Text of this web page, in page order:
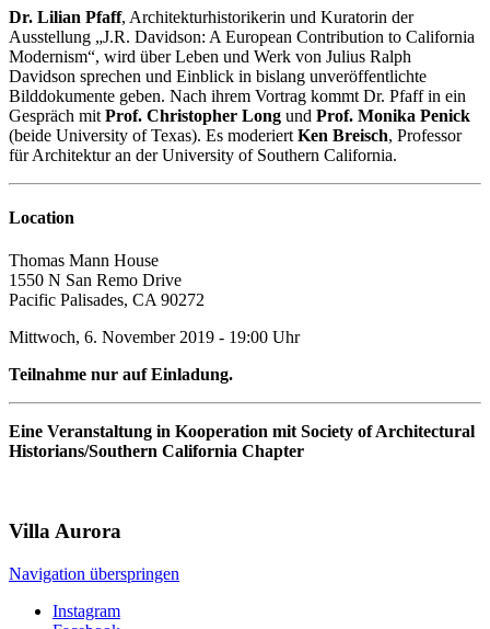
Dr. Lilian Pfaff, Architekturhistorikerin und Kuratorin der
Ausstellung „J.R. Davidson: A European Contribution to California
Modernism“, wird über Leben und Werk von Julius Ralph
Davidson sprechen und Einblick in bislang unveröffentlichte
Bilddokumente geben. Nach ihrem Vortrag kommt Dr. Pfaff in ein
Gespräch mit Prof. Christopher Long und Prof. Monika Penick
(beide University of Texas). Es moderiert Ken Breisch, Professor
für Architektur an der University of Southern California.
Location
Thomas Mann House
1550 N San Remo Drive
Pacific Palisades, CA 90272
Mittwoch, 6. November 2019 - 19:00 Uhr
Teilnahme nur auf Einladung.
Eine Veranstaltung in Kooperation mit Society of Architectural
Historians/Southern California Chapter
Villa Aurora
Navigation überspringen
Instagram